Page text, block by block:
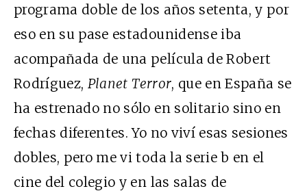
programa doble de los años setenta, y por
eso en su pase estadounidense iba
acompañada de una película de Robert
Rodríguez, Planet Terror, que en España se
ha estrenado no sólo en solitario sino en
fechas diferentes. Yo no viví esas sesiones
dobles, pero me vi toda la serie b en el
cine del colegio y en las salas de